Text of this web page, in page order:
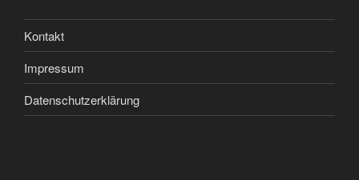
Kontakt
Impressum
Datenschutzerklärung